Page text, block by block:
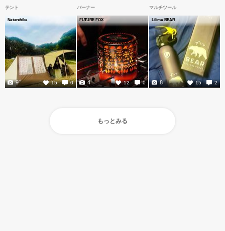
テント
Naturehike
15 0
9
バーナー
FUTURE FOX
12 0
4
マルチツール
Lilima BEAR
15 2
8
もっとみる